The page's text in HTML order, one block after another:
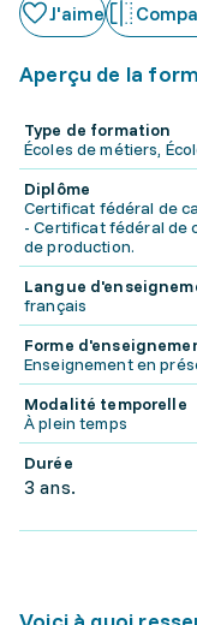
J'aime
Aperçu de la
Type de formation
Écoles de métiers,
Diplôme
Certificat fédéral de
- Certificat fédéral de
de production.
Langue
français
Forme
Enseignement en
Modalité temporelle
À plein temps
Durée
3 ans.